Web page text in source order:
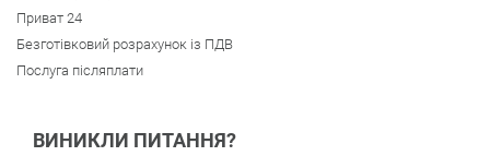
Приват 24
Безготівковий розрахунок із ПДВ
Послуга післяплати
ВИНИКЛИ ПИТАННЯ?